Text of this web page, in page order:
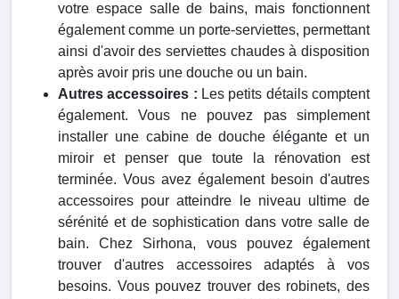
votre espace salle de bains, mais fonctionnent
également comme un porte-serviettes, permettant
ainsi d'avoir des serviettes chaudes à disposition
après avoir pris une douche ou un bain.
Autres accessoires : Les petits détails comptent
également. Vous ne pouvez pas simplement
installer une cabine de douche élégante et un
miroir et penser que toute la rénovation est
terminée. Vous avez également besoin d'autres
accessoires pour atteindre le niveau ultime de
sérénité et de sophistication dans votre salle de
bain. Chez Sirhona, vous pouvez également
trouver d'autres accessoires adaptés à vos
besoins. Vous pouvez trouver des robinets, des